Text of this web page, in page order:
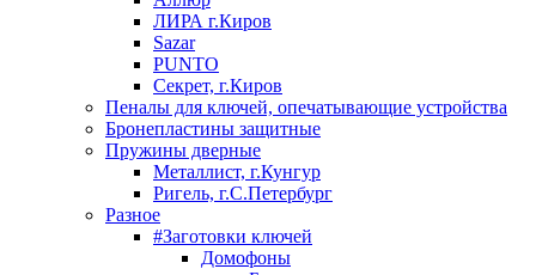
ЛИРА г.Киров
Sazar
PUNTO
Секрет, г.Киров
Пеналы для ключей, опечатывающие устройства
Бронепластины защитные
Пружины дверные
Металлист, г.Кунгур
Ригель, г.С.Петербург
Разное
#Заготовки ключей
Домофоны